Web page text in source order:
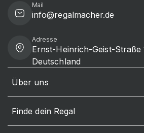
Mail
info@regalmacher.de
Adresse
Ernst-Heinrich-Geist-Straße
Deutschland
Über uns
Finde dein Regal